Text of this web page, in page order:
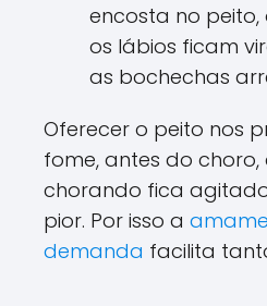
encosta no peito,
os lábios ficam
as bochechas
Oferecer o peito nos
fome, antes do
chorando fica
pior. Por isso a
demanda facilita